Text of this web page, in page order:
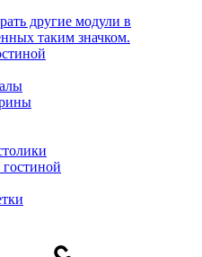
другие модули в
таким значком.